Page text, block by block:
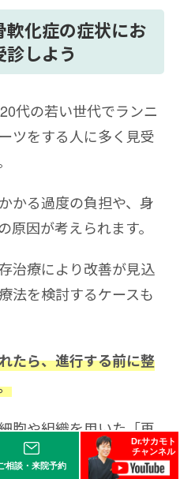
相談・来院予約
Dr.サカモト
チャンネル
軟化症の症状にお
しよう
代の若い世代でランニ
ツをする人に多く見受
かる過度の負担や、身
因が考えられます。
治療により改善が見込
法を検討するケースも
たら、進行する前に整
胞や組織を用いた「再